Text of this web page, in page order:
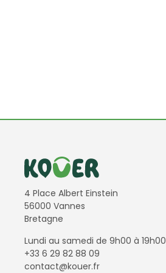
Informations de contact
4 Place Albert Einstein
56000 Vannes
Bretagne
Lundi au samedi de 9h00 à 19h00
+33 6 29 82 88 09
contact@kouer.fr